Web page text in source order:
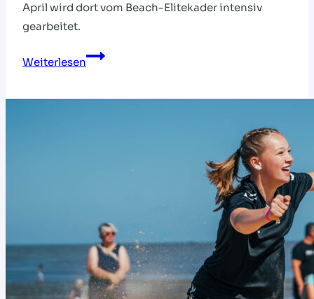
April wird dort vom Beach-Elitekader intensiv
gearbeitet.
Weiterlesen
ZWEI
LEHRGANG